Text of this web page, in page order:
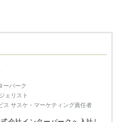
ーパーク
ェリスト
ス サスケ・マーケティング責任者